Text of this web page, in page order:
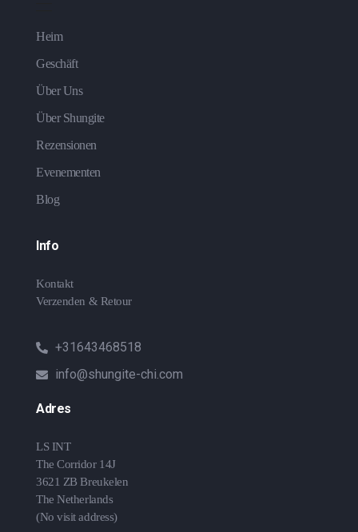
Heim
Geschäft
Über Uns
Über Shungite
Rezensionen
Evenementen
Blog
Info
Kontakt
Verzenden & Retour
+31643468518
info@shungite-chi.com
Adres
LS INT
The Corridor 14J
3621 ZB Breukelen
The Netherlands
(No visit address)